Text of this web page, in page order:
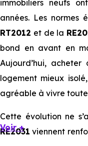
immobiliers neufs
années. Les normes
RT2012 et de la
bond en avant en
Aujourd’hui,
logement mieux
agréable à vivre toute
Cette évolution ne
RE2031 viennent
Voir +